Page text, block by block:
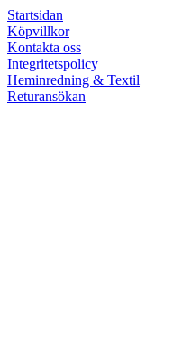
Startsidan
Köpvillkor
Kontakta oss
Integritetspolicy
Heminredning & Textil
Returansökan